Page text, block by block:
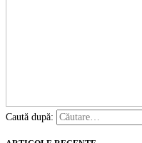
Caută după: